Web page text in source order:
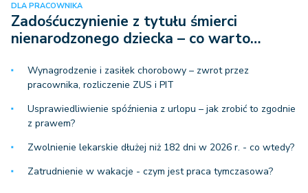
DLA PRACOWNIKA
Zadośćuczynienie z tytułu śmierci
nienarodzonego dziecka – co warto…
Wynagrodzenie i zasiłek chorobowy – zwrot przez
pracownika, rozliczenie ZUS i PIT
Usprawiedliwienie spóźnienia z urlopu – jak zrobić to zgodnie
z prawem?
Zwolnienie lekarskie dłużej niż 182 dni w 2026 r. - co wtedy?
Zatrudnienie w wakacje - czym jest praca tymczasowa?